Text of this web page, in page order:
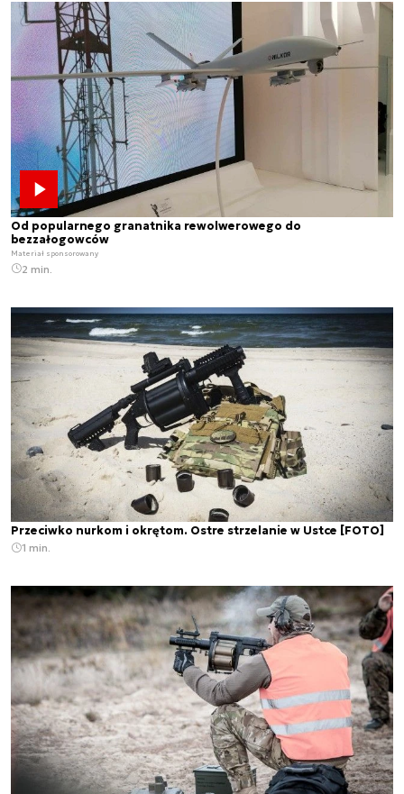
Od popularnego granatnika rewolwerowego do
bezzałogowców
Materiał sponsorowany
2 min.
Przeciwko nurkom i okrętom. Ostre strzelanie w Ustce [FOTO]
1 min.